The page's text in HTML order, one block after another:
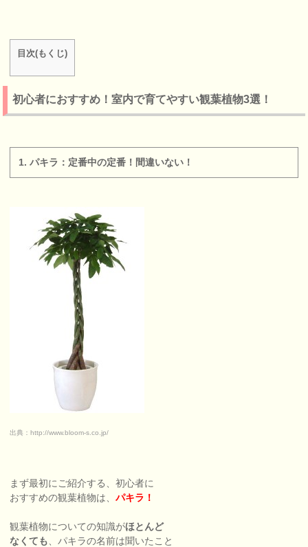
目次(もくじ)
初心者におすすめ！室内で育てやすい観葉植物3選！
1. パキラ：定番中の定番！間違いない！
出典：http://www.bloom-s.co.jp/
まず最初にご紹介する、初心者に
おすすめの観葉植物は、パキラ！
観葉植物についての知識がほとんど
なくても 、パキラの名前は聞いたこと